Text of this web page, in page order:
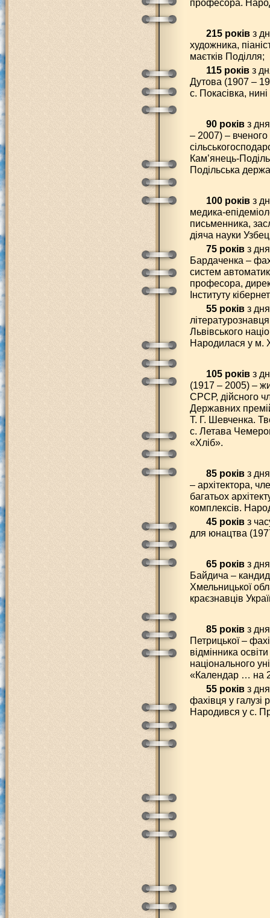
професора.
215 роківз
художника,
маєтків Поділля;
115 роківз
Дутова (1907 –
с. Покасівка,
90 роківз
– 2007) – вченого
Кам’янець-
Подільська
100 роківз
медика-
письменника,
діяча науки
75 роківз
Бардаченка –
систем
професора,
Інституту
55 роківз
Львівського
Народилася у м.
105 роківз
(1917 – 2005) –
СРСР, дійсного
Державних
Т. Г. Шевченка.
с. Летава
«Хліб».
85 роківз
– архітектора,
багатьох
комплексів.
45 роківз
для юнацтва
65 роківз
Байдича –
Хмельницької
краєзнавців
85 роківз
Петрицької –
відмінника
національного
«Календар … на
55 роківз
фахівця у галузі
Народився у с.